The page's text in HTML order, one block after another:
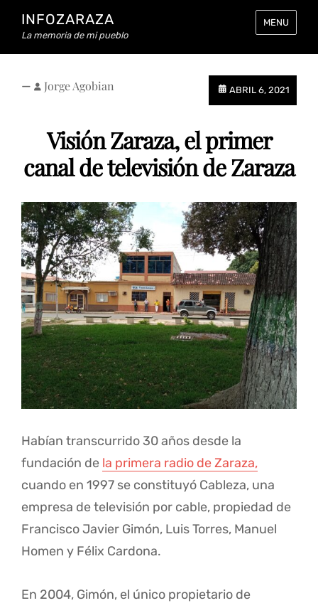
INFOZARAZA
La memoria de mi pueblo
MENU
ABRIL 6, 2021
— Jorge Agobian
Visión Zaraza, el primer
canal de televisión de Zaraza
Habían transcurrido 30 años desde la
fundación de la primera radio de Zaraza,
cuando en 1997 se constituyó Cableza, una
empresa de televisión por cable, propiedad de
Francisco Javier Gimón, Luis Torres, Manuel
Homen y Félix Cardona.
En 2004, Gimón, el único propietario de